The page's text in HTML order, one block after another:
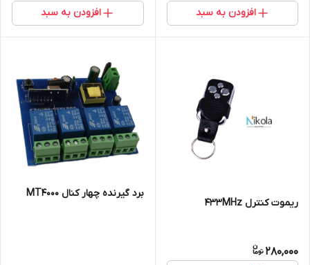
افزودن به سبد افزودن به سبد
ریموت کنترل 433MHz
280,000
برد گیرنده چهار کنال MT4000